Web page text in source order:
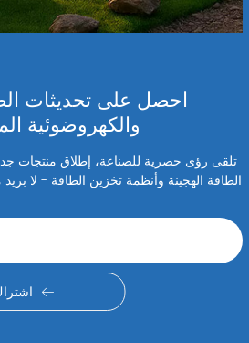
احصل على تحديثات
والكهروضوئية
تلقى رؤى حصرية للصناعة، إطلاق منتجات
الطاقة الهجينة وأنظمة تخزين الطاقة - لا